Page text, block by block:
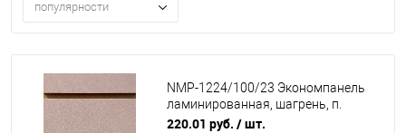
популярности
NMP-1224/100/23 Экономпанель
ламинированная, шагрень, п.
розовая
220.01 руб. / шт.